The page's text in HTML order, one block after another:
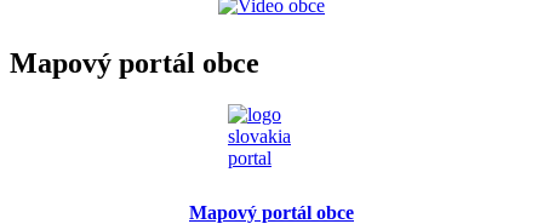
Mapový portál obce
Mapový portál obce